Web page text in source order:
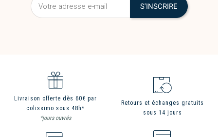
Livraison offerte dès 60€ par
colissimo sous 48h*
*jours ouvrés
Retours et échanges gratuits
sous 14 jours